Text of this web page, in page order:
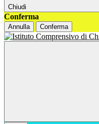
Chiudi
Conferma
Annulla Conferma